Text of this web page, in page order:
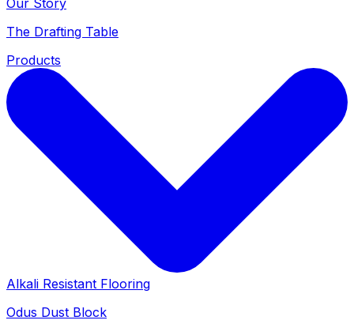
The Drafting Table
Products
Alkali Resistant Flooring
Odus Dust Block